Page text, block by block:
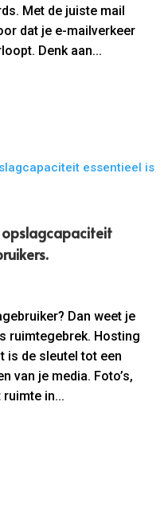
Met de juiste mail
dat je e-mailverkeer
Denk aan...
Dan weet je
ruimtegebrek. Hosting
is de sleutel tot een
van je media. Foto’s,
ruimte in...